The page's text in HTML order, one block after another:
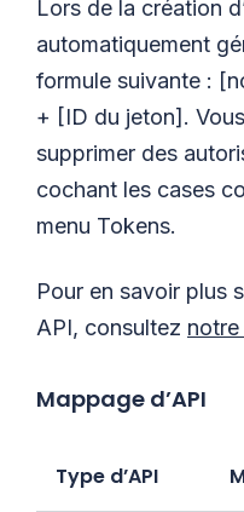
Lors de la création
automatiquement
formule suivante :
+ [ID du jeton].
supprimer des
cochant les cases
menu Tokens.
Pour en savoir plus
API, consultez
Mappage d’API
Type d’API